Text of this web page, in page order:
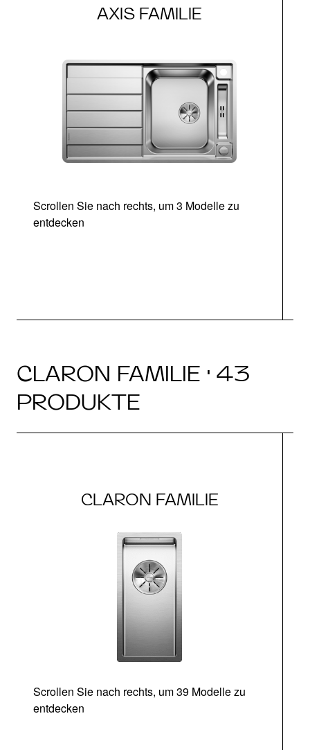
AXIS FAMILIE
Scrollen Sie nach rechts, um 3 Modelle zu
entdecken
CLARON FAMILIE · 43
PRODUKTE
CLARON FAMILIE
Scrollen Sie nach rechts, um 39 Modelle zu
entdecken